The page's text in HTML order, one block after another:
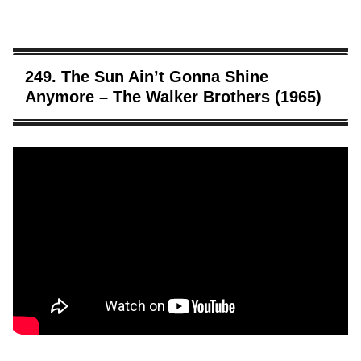
249. The Sun Ain’t Gonna Shine
Anymore – The Walker Brothers (1965)